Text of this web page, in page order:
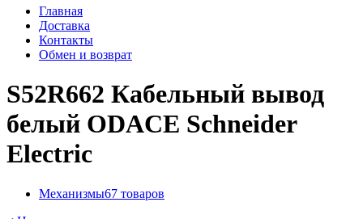
Главная
Доставка
Контакты
Обмен и возврат
S52R662 Кабельный вывод
белый ODACE Schneider
Electric
Механизмы67 товаров